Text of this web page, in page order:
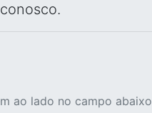
ao lado no campo abaixo